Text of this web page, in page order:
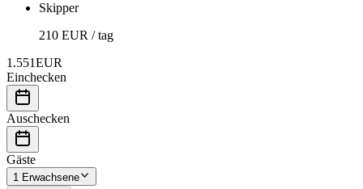
Skipper
210 EUR / tag
1.551EUR
Einchecken
Auschecken
Gäste
1 Erwachsene